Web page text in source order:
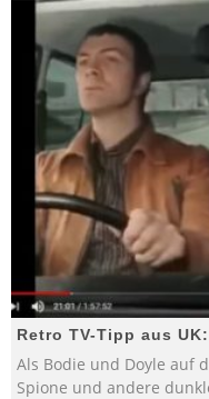
Retro TV-Tipp aus
Als Bodie und Doyle auf
Spione und andere